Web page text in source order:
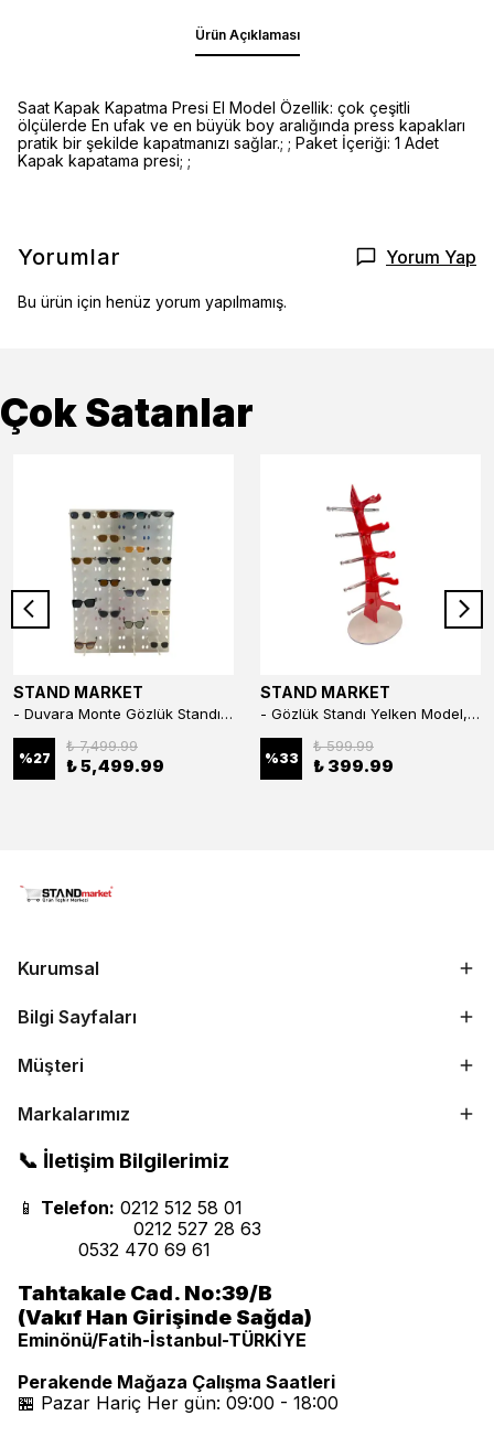
Ürün Açıklaması
Saat Kapak Kapatma Presi El Model Özellik: çok çeşitli
ölçülerde En ufak ve en büyük boy aralığında press kapakları
pratik bir şekilde kapatmanızı sağlar.; ; Paket İçeriği: 1 Adet
Kapak kapatama presi; ;
Yorumlar Yorum Yap
Bu ürün için henüz yorum yapılmamış.
Çok Satanlar
STAND MARKET
- Duvara Monte Gözlük Standı 56'li Pleksi Glass | 99x67 cm Gözlük Teşhir Standı
%27
₺ 7,499.99
₺ 5,499.99
STAND MARKET
- Gözlük Standı Yelken Model, 5 Gözlük Kapasiteli Standı Kırmızı
%33
₺ 599.99
₺ 399.99
Kurumsal
Bilgi Sayfaları
Müşteri
Markalarımız
📞 İletişim Bilgilerimiz
📱 Telefon: 0212 512 58 01
0212 527 28 63
0532 470 69 61
Tahtakale Cad. No:39/B
(Vakıf Han Girişinde Sağda)
Eminönü/Fatih-İstanbul-TÜRKİYE
Perakende Mağaza Çalışma Saatleri
🏪 Pazar Hariç Her gün: 09:00 - 18:00